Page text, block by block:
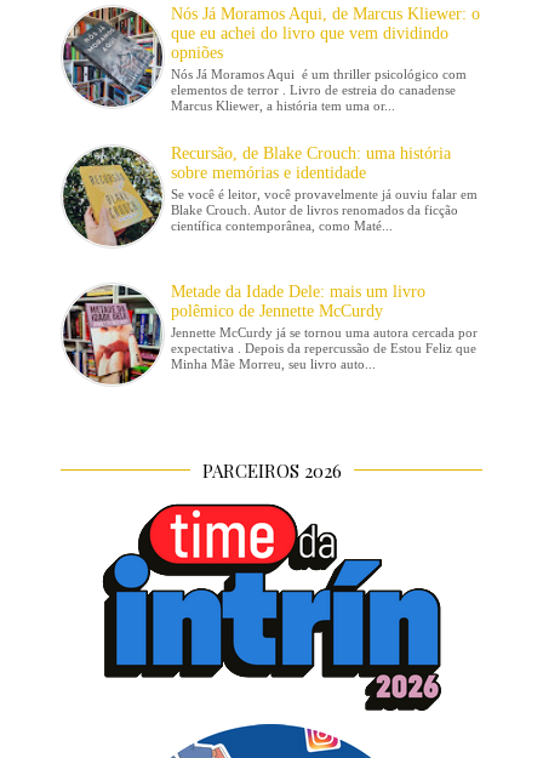
Nós Já Moramos Aqui, de Marcus Kliewer: o
que eu achei do livro que vem dividindo
opniões
Nós Já Moramos Aqui é um thriller psicológico com
elementos de terror . Livro de estreia do canadense
Marcus Kliewer, a história tem uma or...
Recursão, de Blake Crouch: uma história
sobre memórias e identidade
Se você é leitor, você provavelmente já ouviu falar em
Blake Crouch. Autor de livros renomados da ficção
científica contemporânea, como Maté...
Metade da Idade Dele: mais um livro
polêmico de Jennette McCurdy
Jennette McCurdy já se tornou uma autora cercada por
expectativa . Depois da repercussão de Estou Feliz que
Minha Mãe Morreu, seu livro auto...
PARCEIROS 2026